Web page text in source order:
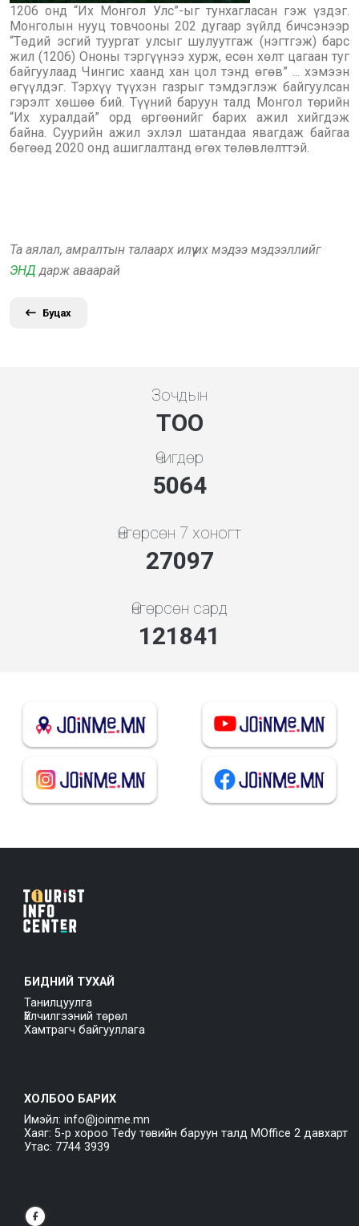
1206 онд “Их Монгол Улс”-ыг тунхагласан гэж үздэг.
Монголын нууц товчооны 202 дугаар зүйлд бичсэнээр
“Төдий эсгий туургат улсыг шулуутгаж (нэгтгэж) барс
жил (1206) Ононы тэргүүнээ хурж, есөн хөлт цагаан туг
байгуулаад Чингис хаанд хан цол тэнд өгөв” ... хэмээн
өгүүлдэг. Тэрхүү түүхэн газрыг тэмдэглэж байгуулсан
гэрэлт хөшөө бий. Түүний баруун талд Монгол төрийн
“Их хуралдай” орд өргөөнийг барих ажил хийгдэж
байна. Суурийн ажил эхлэл шатандаа явагдаж байгаа
бөгөөд 2020 онд ашиглалтанд өгөх төлөвлөлттэй.
Та аялал, амралтын талаарх илүү их мэдээ мэдээллийг
ЭНД дарж аваарай
Буцах
Зочдын
ТОО
Өчигдөр
5453
Өнгөрсөн 7 хоногт
29182
Өнгөрсөн сард
131214
БИДНИЙ ТУХАЙ
Танилцуулга
Үйлчилгээний төрөл
Хамтрагч байгууллага
ХОЛБОО БАРИХ
Имэйл: info@joinme.mn
Хаяг: 5-р хороо Tedy төвийн баруун талд MOffice 2 давхарт
Утас: 7744 3939